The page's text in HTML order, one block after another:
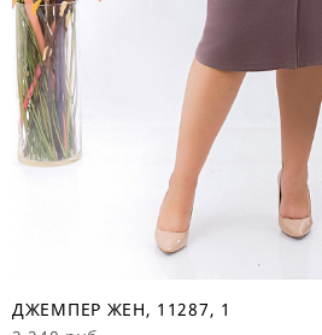
ДЖЕМПЕР ЖЕН, 11287, 1